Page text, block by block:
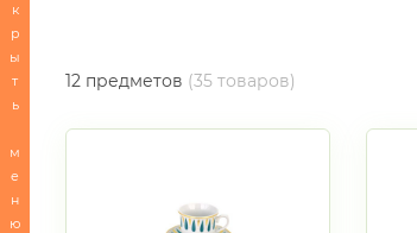
СЕРТИФИКАТЫ
-
Сервировка
стола
к
р
ы
т
ь
м
е
н
ю
12 предметов (35 товаров)